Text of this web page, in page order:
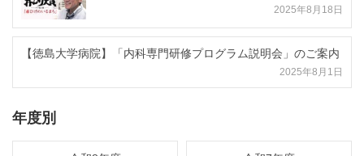
2025年8月18日
【徳島大学病院】「内科専門研修プログラム説明会」のご案内
2025年8月1日
年度別